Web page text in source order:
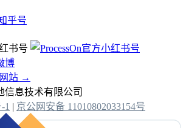
站 →
信息技术有限公司
1 | 京公网安备 11010802033154号